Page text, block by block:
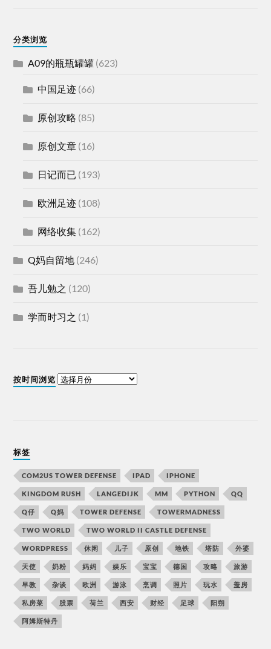
分类浏览
A09的瓶瓶罐罐 (623)
中国足迹 (66)
原创攻略 (85)
原创文章 (16)
日记而已 (193)
欧洲足迹 (108)
网络收集 (162)
Q妈自留地 (246)
吾儿勉之 (120)
学而时习之 (1)
按时间浏览
标签
COM2US TOWER DEFENSE IPAD IPHONE
KINGDOM RUSH LANGEDIJK MM PYTHON QQ
Q仔 Q妈 TOWER DEFENSE TOWERMADNESS
TWO WORLD TWO WORLD II CASTLE DEFENSE
WORDPRESS 休闲 儿子 原创 地铁 塔防 外婆
天使 奶粉 妈妈 娱乐 宝宝 德国 攻略 旅游
早教 杂谈 欧洲 游泳 烹调 照片 玩水 盖房
私房菜 股票 荷兰 西安 财经 足球 阳朔
阿姆斯特丹